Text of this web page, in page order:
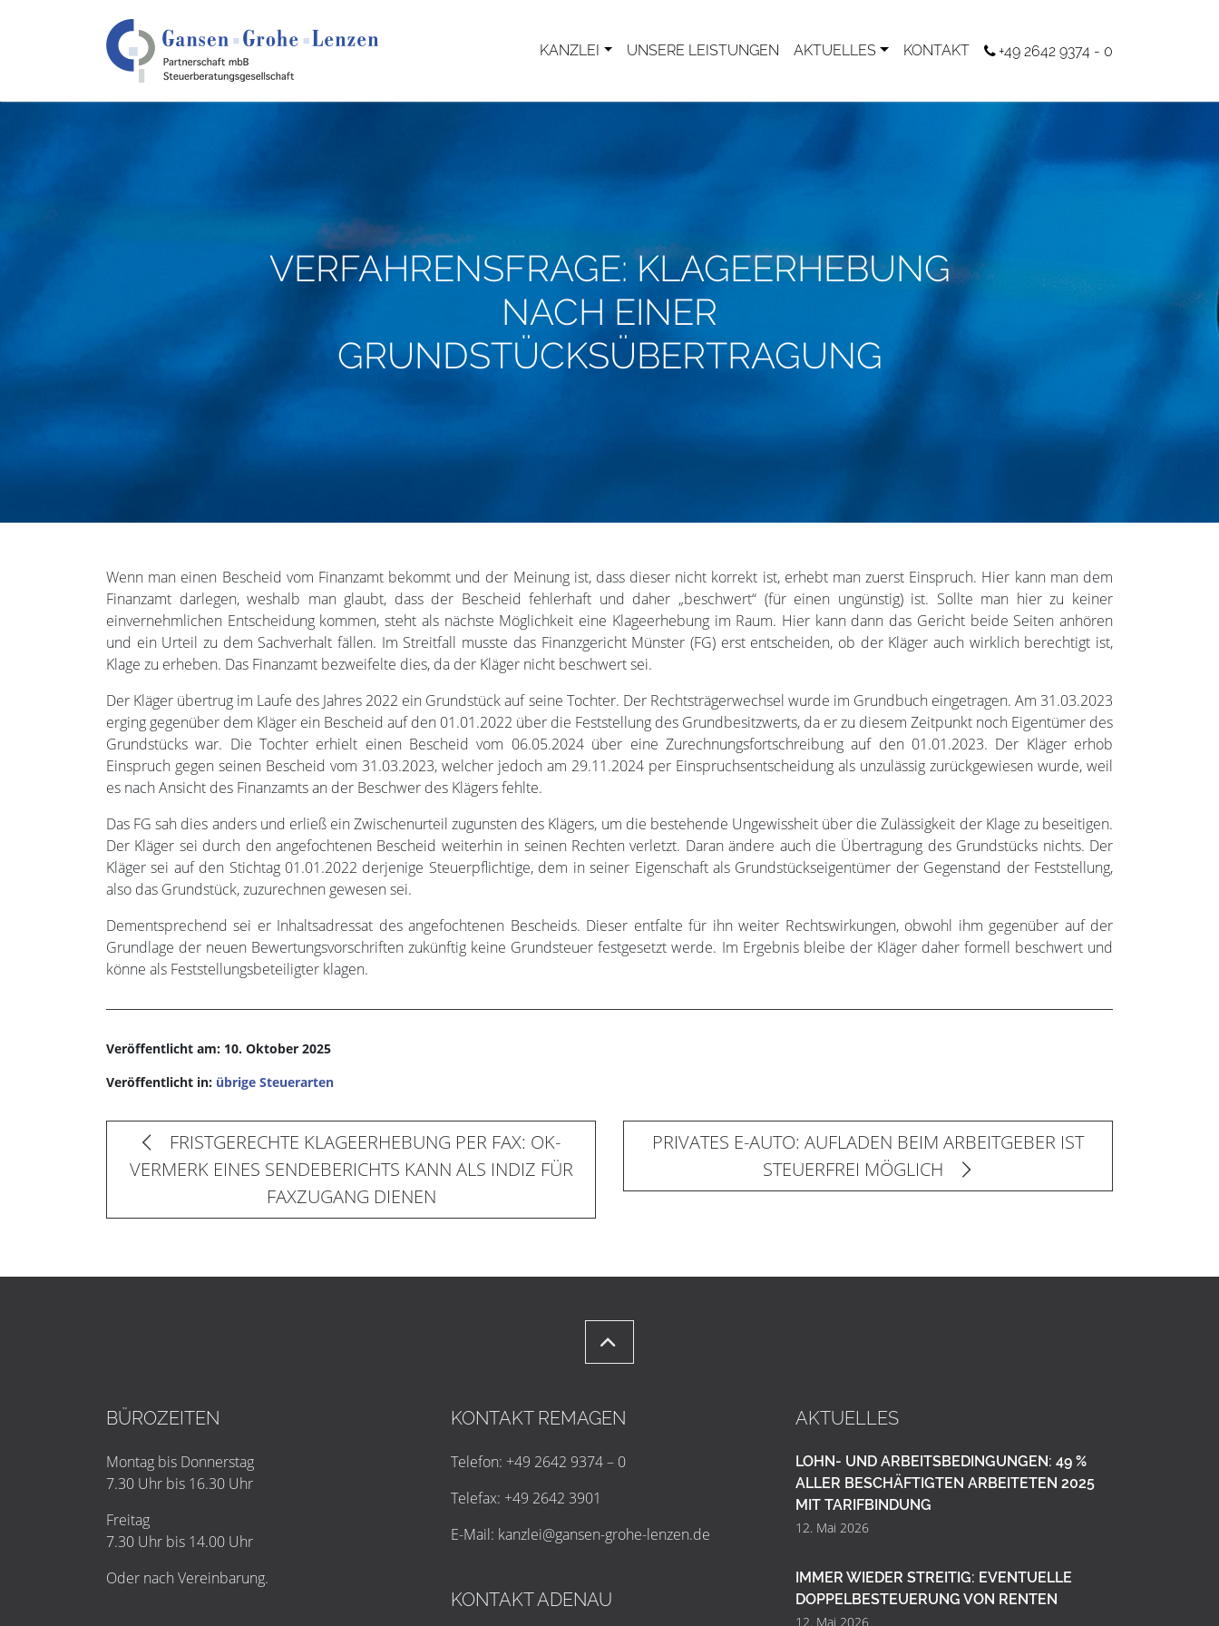
KANZLEI UNSERE LEISTUNGEN AKTUELLES KONTAKT +49 2642 9374 - 0
VERFAHRENSFRAGE: KLAGEERHEBUNG
NACH EINER
GRUNDSTÜCKSÜBERTRAGUNG
Wenn man einen Bescheid vom Finanzamt bekommt und der Meinung ist, dass dieser nicht korrekt ist, erhebt man zuerst Einspruch. Hier kann man dem
Finanzamt darlegen, weshalb man glaubt, dass der Bescheid fehlerhaft und daher „beschwert“ (für einen ungünstig) ist. Sollte man hier zu keiner
einvernehmlichen Entscheidung kommen, steht als nächste Möglichkeit eine Klageerhebung im Raum. Hier kann dann das Gericht beide Seiten anhören
und ein Urteil zu dem Sachverhalt fällen. Im Streitfall musste das Finanzgericht Münster (FG) erst entscheiden, ob der Kläger auch wirklich berechtigt ist,
Klage zu erheben. Das Finanzamt bezweifelte dies, da der Kläger nicht beschwert sei.
Der Kläger übertrug im Laufe des Jahres 2022 ein Grundstück auf seine Tochter. Der Rechtsträgerwechsel wurde im Grundbuch eingetragen. Am 31.03.2023
erging gegenüber dem Kläger ein Bescheid auf den 01.01.2022 über die Feststellung des Grundbesitzwerts, da er zu diesem Zeitpunkt noch Eigentümer des
Grundstücks war. Die Tochter erhielt einen Bescheid vom 06.05.2024 über eine Zurechnungsfortschreibung auf den 01.01.2023. Der Kläger erhob
Einspruch gegen seinen Bescheid vom 31.03.2023, welcher jedoch am 29.11.2024 per Einspruchsentscheidung als unzulässig zurückgewiesen wurde, weil
es nach Ansicht des Finanzamts an der Beschwer des Klägers fehlte.
Das FG sah dies anders und erließ ein Zwischenurteil zugunsten des Klägers, um die bestehende Ungewissheit über die Zulässigkeit der Klage zu beseitigen.
Der Kläger sei durch den angefochtenen Bescheid weiterhin in seinen Rechten verletzt. Daran ändere auch die Übertragung des Grundstücks nichts. Der
Kläger sei auf den Stichtag 01.01.2022 derjenige Steuerpflichtige, dem in seiner Eigenschaft als Grundstückseigentümer der Gegenstand der Feststellung,
also das Grundstück, zuzurechnen gewesen sei.
Dementsprechend sei er Inhaltsadressat des angefochtenen Bescheids. Dieser entfalte für ihn weiter Rechtswirkungen, obwohl ihm gegenüber auf der
Grundlage der neuen Bewertungsvorschriften zukünftig keine Grundsteuer festgesetzt werde. Im Ergebnis bleibe der Kläger daher formell beschwert und
könne als Feststellungsbeteiligter klagen.
Veröffentlicht am: 10. Oktober 2025
Veröffentlicht in: übrige Steuerarten
FRISTGERECHTE KLAGEERHEBUNG PER FAX: OK-
VERMERK EINES SENDEBERICHTS KANN ALS INDIZ FÜR
FAXZUGANG DIENEN
PRIVATES E-AUTO: AUFLADEN BEIM ARBEITGEBER IST
STEUERFREI MÖGLICH
BÜROZEITEN
Montag bis Donnerstag
7.30 Uhr bis 16.30 Uhr
Freitag
7.30 Uhr bis 14.00 Uhr
Oder nach Vereinbarung.
KONTAKT REMAGEN
Telefon: +49 2642 9374 – 0
Telefax: +49 2642 3901
E-Mail: kanzlei@gansen-grohe-lenzen.de
KONTAKT ADENAU
AKTUELLES
LOHN- UND ARBEITSBEDINGUNGEN: 49 %
ALLER BESCHÄFTIGTEN ARBEITETEN 2025
MIT TARIFBINDUNG
12. Mai 2026
IMMER WIEDER STREITIG: EVENTUELLE
DOPPELBESTEUERUNG VON RENTEN
12. Mai 2026